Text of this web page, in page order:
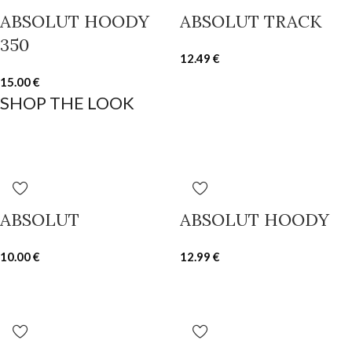
ABSOLUT HOODY
350
15.00€
ABSOLUT TRACK
12.49 €
SHOP THE LOOK
ABSOLUT
10.00€
ABSOLUT HOODY
12.99 €